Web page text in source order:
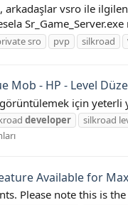
arkadaşlar vsro ile
sro pvp silkroad
Mob - HP - Level
için
developer silkroad
Available for
Please note this is